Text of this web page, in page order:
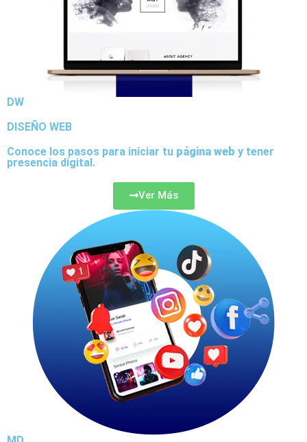
DW
DISEÑO WEB
Conoce los pasos para iniciar tu página web y tener
presencia digital.
Ver Más